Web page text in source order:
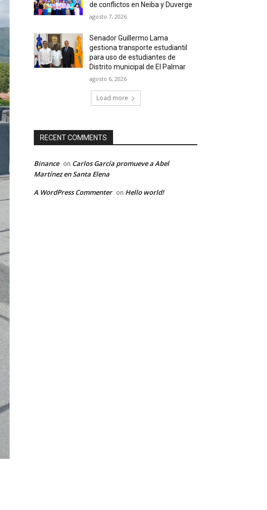
de conflictos en Neiba y Duverge
agosto 7, 2026
Senador Guillermo Lama
gestiona transporte estudiantil
para uso de estudiantes de
Distrito municipal de El Palmar
agosto 6, 2026
Load more
RECENT COMMENTS
Binance on Carlos García promueve a Abel
Martínez en Santa Elena
A WordPress Commenter on Hello world!